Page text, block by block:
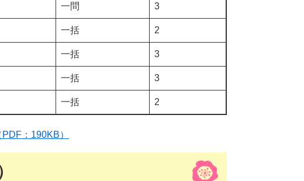
一問 3
一括 2
一括 3
一括 3
一括 2
：190KB）